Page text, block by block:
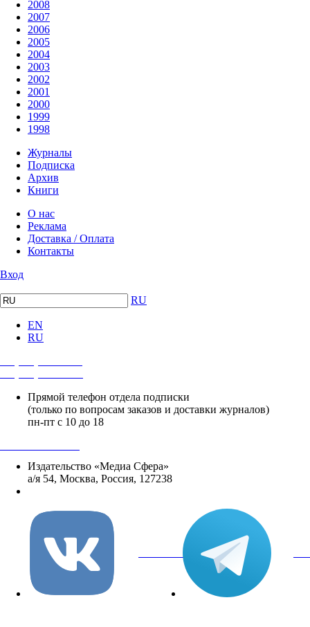
2008
2007
2006
2005
2004
2003
2002
2001
2000
1999
1998
Журналы
Подписка
Архив
Книги
О нас
Реклама
Доставка / Оплата
Контакты
Вход
RU
EN
RU
Прямой телефон отдела подписки
(только по вопросам заказов и доставки журналов)
пн-пт с 10 до 18
Издательство «Медиа Сфера»
а/я 54, Москва, Россия, 127238
вКонтакте